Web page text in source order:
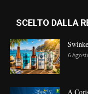
SCELTO DALLA
6
A